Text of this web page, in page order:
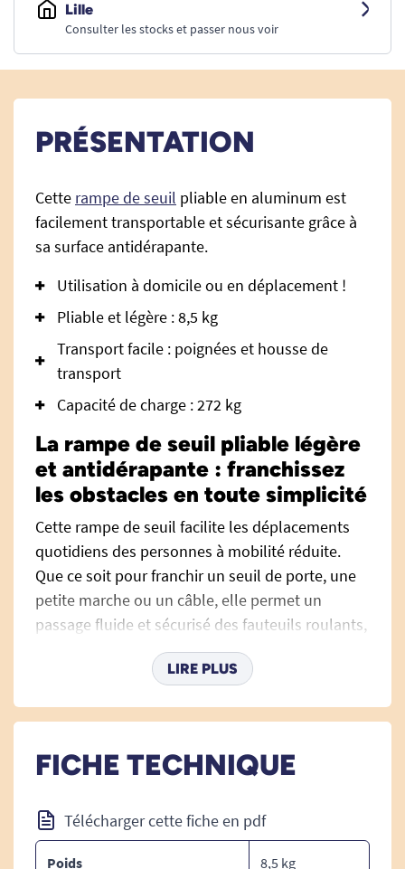
Lille
Consulter les stocks et passer nous voir
PRÉSENTATION
Cette rampe de seuil pliable en aluminum est
facilement transportable et sécurisante grâce à
sa surface antidérapante.
Utilisation à domicile ou en déplacement !
Pliable et légère : 8,5 kg
Transport facile : poignées et housse de
transport
Capacité de charge : 272 kg
La rampe de seuil pliable légère
et antidérapante : franchissez
les obstacles en toute simplicité
Cette rampe de seuil facilite les déplacements
quotidiens des personnes à mobilité réduite.
Que ce soit pour franchir un seuil de porte, une
petite marche ou un câble, elle permet un
passage fluide et sécurisé des fauteuils roulants,
déambulateurs ou poussettes. Légère, compacte
et pliable, elle se transporte facilement et
maison comme à l’extérieur. Dotée d’une surface
une sécurité optimale à chaque utilisation.
Conception, sécurité et praticité au
quotidien
Surface antidérapante sécurisante
LIRE PLUS
FICHE TECHNIQUE
Télécharger cette fiche en pdf
Poids 8,5 kg